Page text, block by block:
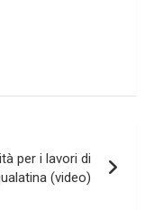
per i lavori di
(video)